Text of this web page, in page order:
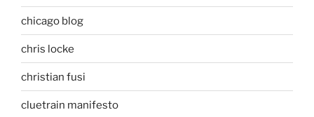
chicago blog
chris locke
christian fusi
cluetrain manifesto